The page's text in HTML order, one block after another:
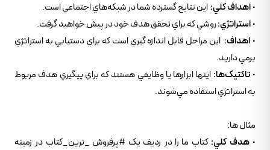
•اهداف کلي: اين نتايج گسترده شما در شبکه‌هاي اجتماعي است.
•استراتژي:روشي که براي تحقق هدف خود در پيش خواهيد گرفت.
• اهداف: اين مراحل قابل اندازه گيري است که براي دستيابي به استراتژي
برمي داريد.
•تاکتيک‌ها: اينها ابزارها يا وظايفي هستند که براي پيگيري هدف مربوط
به استراتژي استفاده مي‌شوند.
مثال ها:
•هدف کلي: کتاب ما را در رديف يک #پرفروش _ترين_کتاب در زمينه